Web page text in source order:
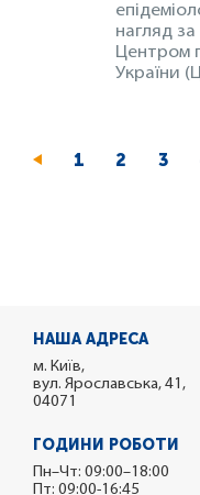
нагляд за
Центром
України
Page
1 Page
2 3
НАША АДРЕСА
м. Київ,
вул. Ярославська, 41,
04071
ГОДИНИ РОБОТИ
Пн–Чт: 09:00–18:00
Пт: 09:00-16:45